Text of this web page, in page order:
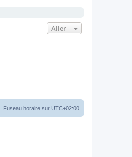
Aller
Fuseau horaire sur UTC+02:00